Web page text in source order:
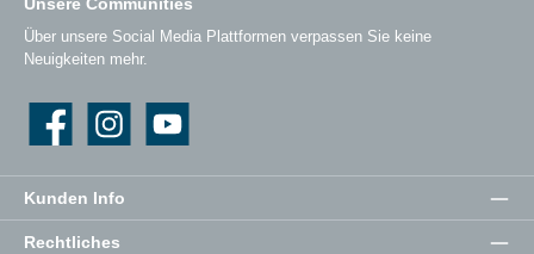
Kunden Info
Rechtliches
Unsere Communities
Über unsere Social Media Plattformen verpassen Sie keine
Neuigkeiten mehr.
Instagram YouTube